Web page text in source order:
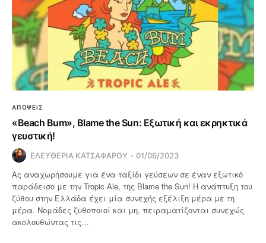
ΑΠΟΨΕΙΣ
«Beach Bum», Blame the Sun: Εξωτική και εκρηκτικά
γευστική!
ΕΛΕΥΘΕΡΙΑ ΚΑΤΣΑΦΑΡΟΥ 01/06/2023
Ας αναχωρήσουμε για ένα ταξίδι γεύσεων σε έναν εξωτικό
παράδεισο με την Tropic Ale, της Blame the Sun! Η ανάπτυξη του
ζύθου στην Ελλάδα έχει μία συνεχής εξέλιξη μέρα με τη
μέρα. Νομάδες ζυθοποιοί και μη, πειραματίζονται συνεχώς
ακολουθώντας τις…